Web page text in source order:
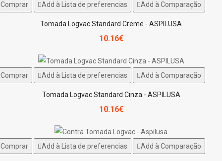
Comprar Add à Lista de preferencias Add à Comparação
Tomada Logvac Standard Creme - ASPILUSA
10.16€
Comprar Add à Lista de preferencias Add à Comparação
Tomada Logvac Standard Cinza - ASPILUSA
10.16€
Comprar Add à Lista de preferencias Add à Comparação